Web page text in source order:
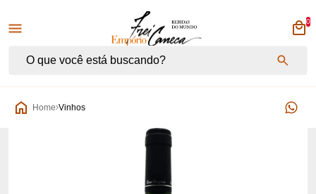
Empório Frei Caneca
0
Home Vinhos